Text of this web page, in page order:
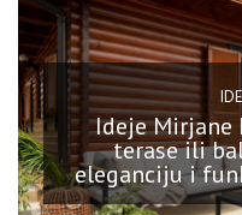
Ideje Mirjane
terase ili
eleganciju i